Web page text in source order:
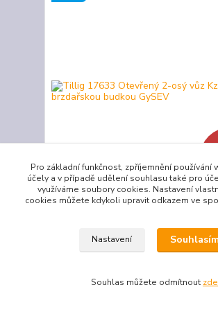
Tillig 17633 Otevřený 2-osý vůz Kzn s
Přidat do košíku
Pro základní funkčnost, zpříjemnění používání
účely a v případě udělení souhlasu také pro
využíváme soubory cookies. Nastavení
cookies můžete kdykoli upravit odkazem ve
Nastavení
Souhlas můžete odmítnout zde